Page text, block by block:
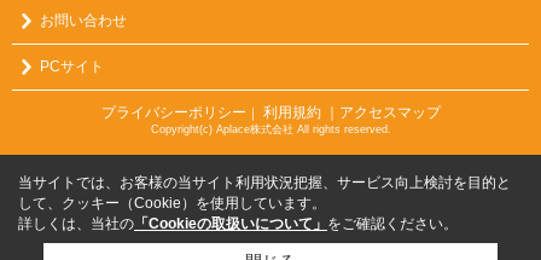
お問い合わせ
PCサイト
プライバシーポリシー ｜ 利用規約 ｜アクセスマップ
Copyright(c) Aplace株式会社 All rights reserved.
当サイトでは、お客様の当サイト利用状況把握、サービス向上検討を目的と
して、クッキー（Cookie）を使用しています。
詳しくは、当社の 「Cookieの取扱いについて」 をご確認ください。